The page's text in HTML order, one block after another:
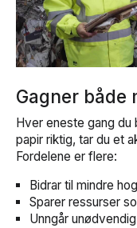
Gagner både
Hver eneste gang
papir riktig, tar du et
Fordelene er flere:
Bidrar til mindre
Sparer ressurser
Unngår unødvendig